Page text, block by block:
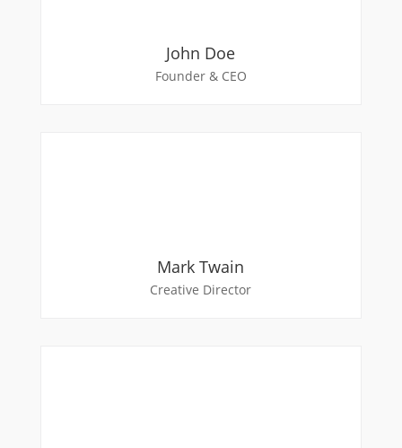
John Doe
Founder & CEO
Mark Twain
Creative Director